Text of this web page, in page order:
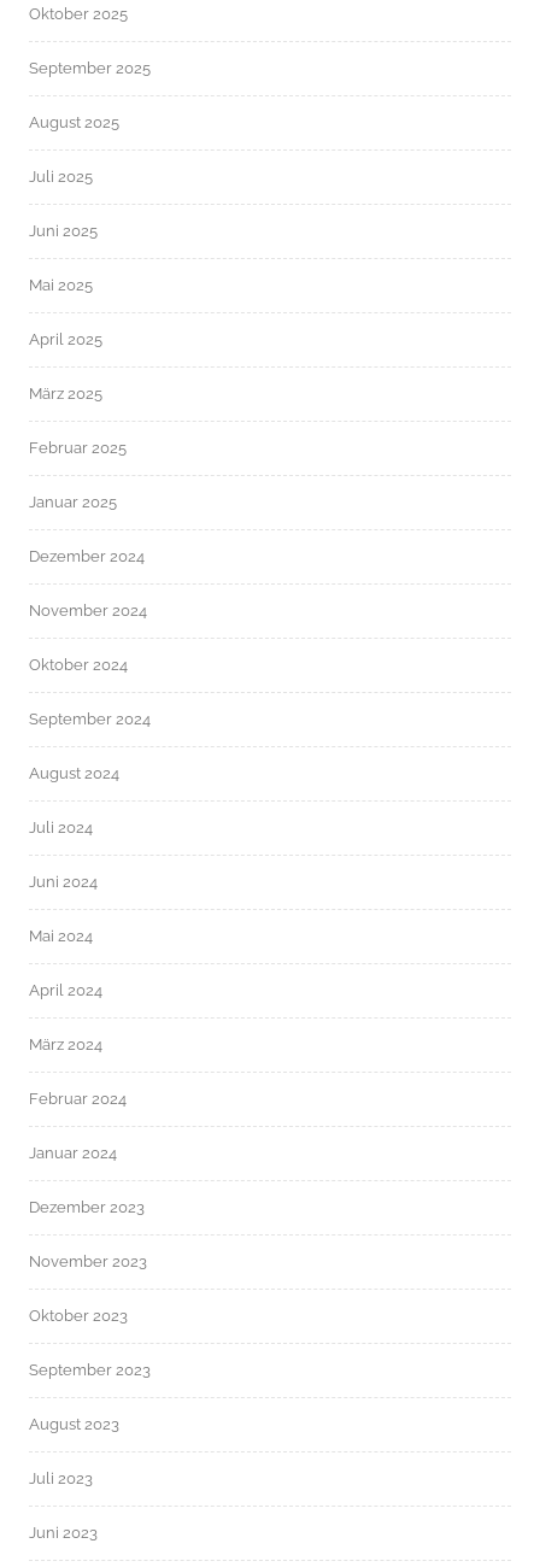
Oktober 2025
September 2025
August 2025
Juli 2025
Juni 2025
Mai 2025
April 2025
März 2025
Februar 2025
Januar 2025
Dezember 2024
November 2024
Oktober 2024
September 2024
August 2024
Juli 2024
Juni 2024
Mai 2024
April 2024
März 2024
Februar 2024
Januar 2024
Dezember 2023
November 2023
Oktober 2023
September 2023
August 2023
Juli 2023
Juni 2023